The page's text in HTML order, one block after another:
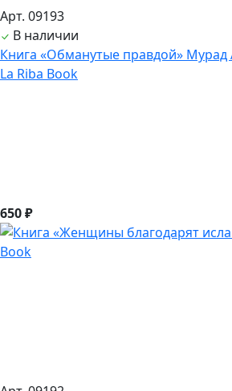
Арт. 09193
В наличии
Книга «Обманутые правдой» Мурад
La Riba Book
650 ₽